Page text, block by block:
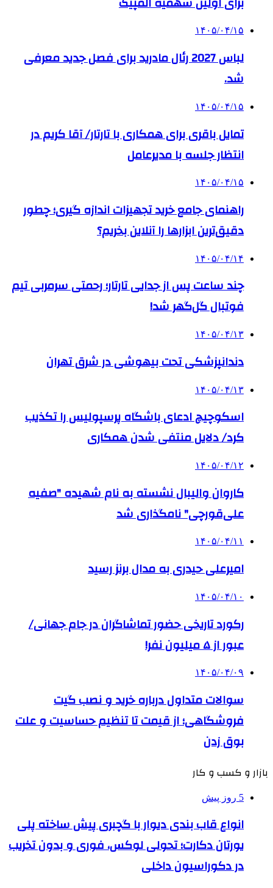
۱۴۰۵/۰۴/۱۵
لباس 2027 رئال مادرید برای فصل جدید معرفی
شد.
۱۴۰۵/۰۴/۱۵
تمایل باقری برای همکاری با تارتار/ آقا کریم در
انتظار جلسه با مدیرعامل
۱۴۰۵/۰۴/۱۵
راهنمای جامع خرید تجهیزات اندازه گیری؛ چطور
دقیق‌ترین ابزارها را آنلاین بخریم؟
۱۴۰۵/۰۴/۱۴
چند ساعت پس از جدایی تارتار؛ رحمتی سرمربی تیم
فوتبال گل‌گهر شد!
۱۴۰۵/۰۴/۱۳
دندانپزشکی تحت بیهوشی در شرق تهران
۱۴۰۵/۰۴/۱۳
اسکوچیچ ادعای باشگاه پرسپولیس را تکذیب
کرد/ دلایل منتفی شدن همکاری
۱۴۰۵/۰۴/۱۲
کاروان والیبال نشسته به نام شهیده "صفیه
علی‌قورچی" نامگذاری شد
۱۴۰۵/۰۴/۱۱
امیرعلی حیدری به مدال برنز رسید
۱۴۰۵/۰۴/۱۰
رکورد تاریخی حضور تماشاگران در جام جهانی/
عبور از ۵ میلیون نفر!
۱۴۰۵/۰۴/۰۹
سوالات متداول درباره خرید و نصب گیت
فروشگاهی؛ از قیمت تا تنظیم حساسیت و علت
بوق زدن
بازار و کسب و کار
5 روز پیش
انواع قاب بندی دیوار با گچبری پیش ساخته پلی
یورتان دکارت؛ تحولی لوکس، فوری و بدون تخریب
در دکوراسیون داخلی